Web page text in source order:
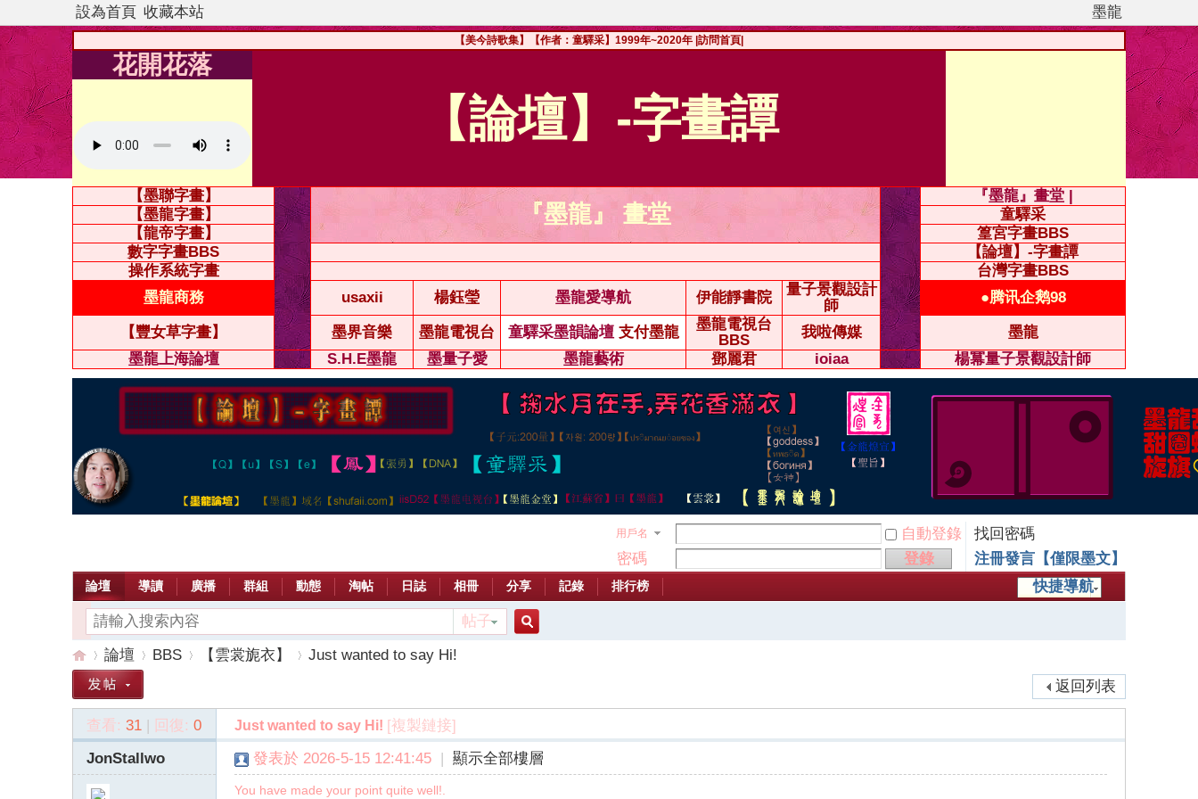
設為首頁 收藏本站 墨龍
【美今詩歌集】【作者：童驛采】1999年~2020年 |訪問首頁|
花開花落
【論壇】-字畫譚
【墨聯字畫】
『墨龍』 畫堂
『墨龍』畫堂 |
【墨龍字畫】
童驛采
【龍帝字畫】
篁宮字畫BBS
數字字畫BBS
【論壇】-字畫譚
操作系統字畫
台灣字畫BBS
墨龍商務
usaxii 楊鈺瑩 墨龍愛導航 伊能靜書院
量子景觀設計
師
●腾讯企鹅98
【豐女草字畫】 墨界音樂 墨龍電視台 童驛采墨韻論壇 支付墨龍
墨龍電視台
BBS
我啦傳媒
墨龍
墨龍上海論壇
S.H.E墨龍 墨量子愛 墨龍藝術 鄧麗君 ioiaa 楊冪量子景觀設計師
用戶名 自動登錄
找回密碼
密碼
登錄
注冊發言【僅限墨文】
快捷導航
論壇 導讀 廣播 群組 動態 淘帖 日誌 相冊 分享 記錄 排行榜
帖子
»
論壇
›
BBS
›
【雲裳旎衣】
›
Just wanted to say Hi!
返回列表
查看: 31 | 回復: 0 Just wanted to say Hi! [複製鏈接]
JonStallwo
發表於 2026-5-15 12:41:45 | 顯示全部樓層
You have made your point quite well!.